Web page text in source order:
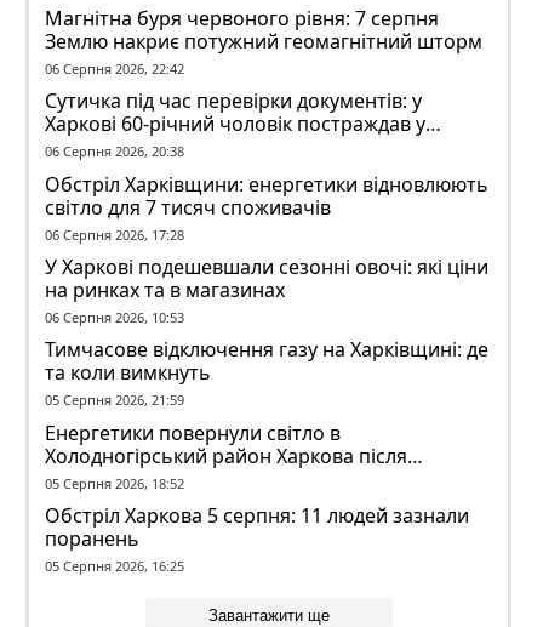
Магнітна буря червоного рівня: 7 серпня
Землю накриє потужний геомагнітний шторм
06 Серпня 2026, 22:42
Сутичка під час перевірки документів: у
Харкові 60-річний чоловік постраждав у
конфлікті з ТЦК
06 Серпня 2026, 20:38
Обстріл Харківщини: енергетики відновлюють
світло для 7 тисяч споживачів
06 Серпня 2026, 17:28
У Харкові подешевшали сезонні овочі: які ціни
на ринках та в магазинах
06 Серпня 2026, 10:53
Тимчасове відключення газу на Харківщині: де
та коли вимкнуть
05 Серпня 2026, 21:59
Енергетики повернули світло в
Холодногірський район Харкова після
ворожого обстрілу
05 Серпня 2026, 18:52
Обстріл Харкова 5 серпня: 11 людей зазнали
поранень
05 Серпня 2026, 16:25
Завантажити ще